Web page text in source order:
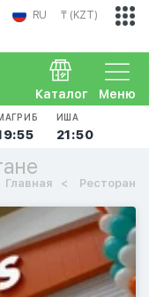
RU ₸ (KZT)
Меню
Каталог
ИША
21:50
Главная Ресторан